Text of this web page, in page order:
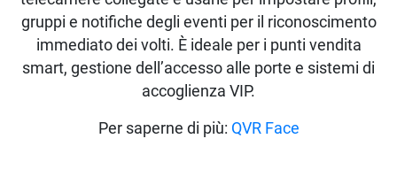
gruppi e notifiche degli eventi per il riconoscimento
immediato dei volti. È ideale per i punti vendita
smart, gestione dell’accesso alle porte e sistemi di
accoglienza VIP.
Per saperne di più: QVR Face